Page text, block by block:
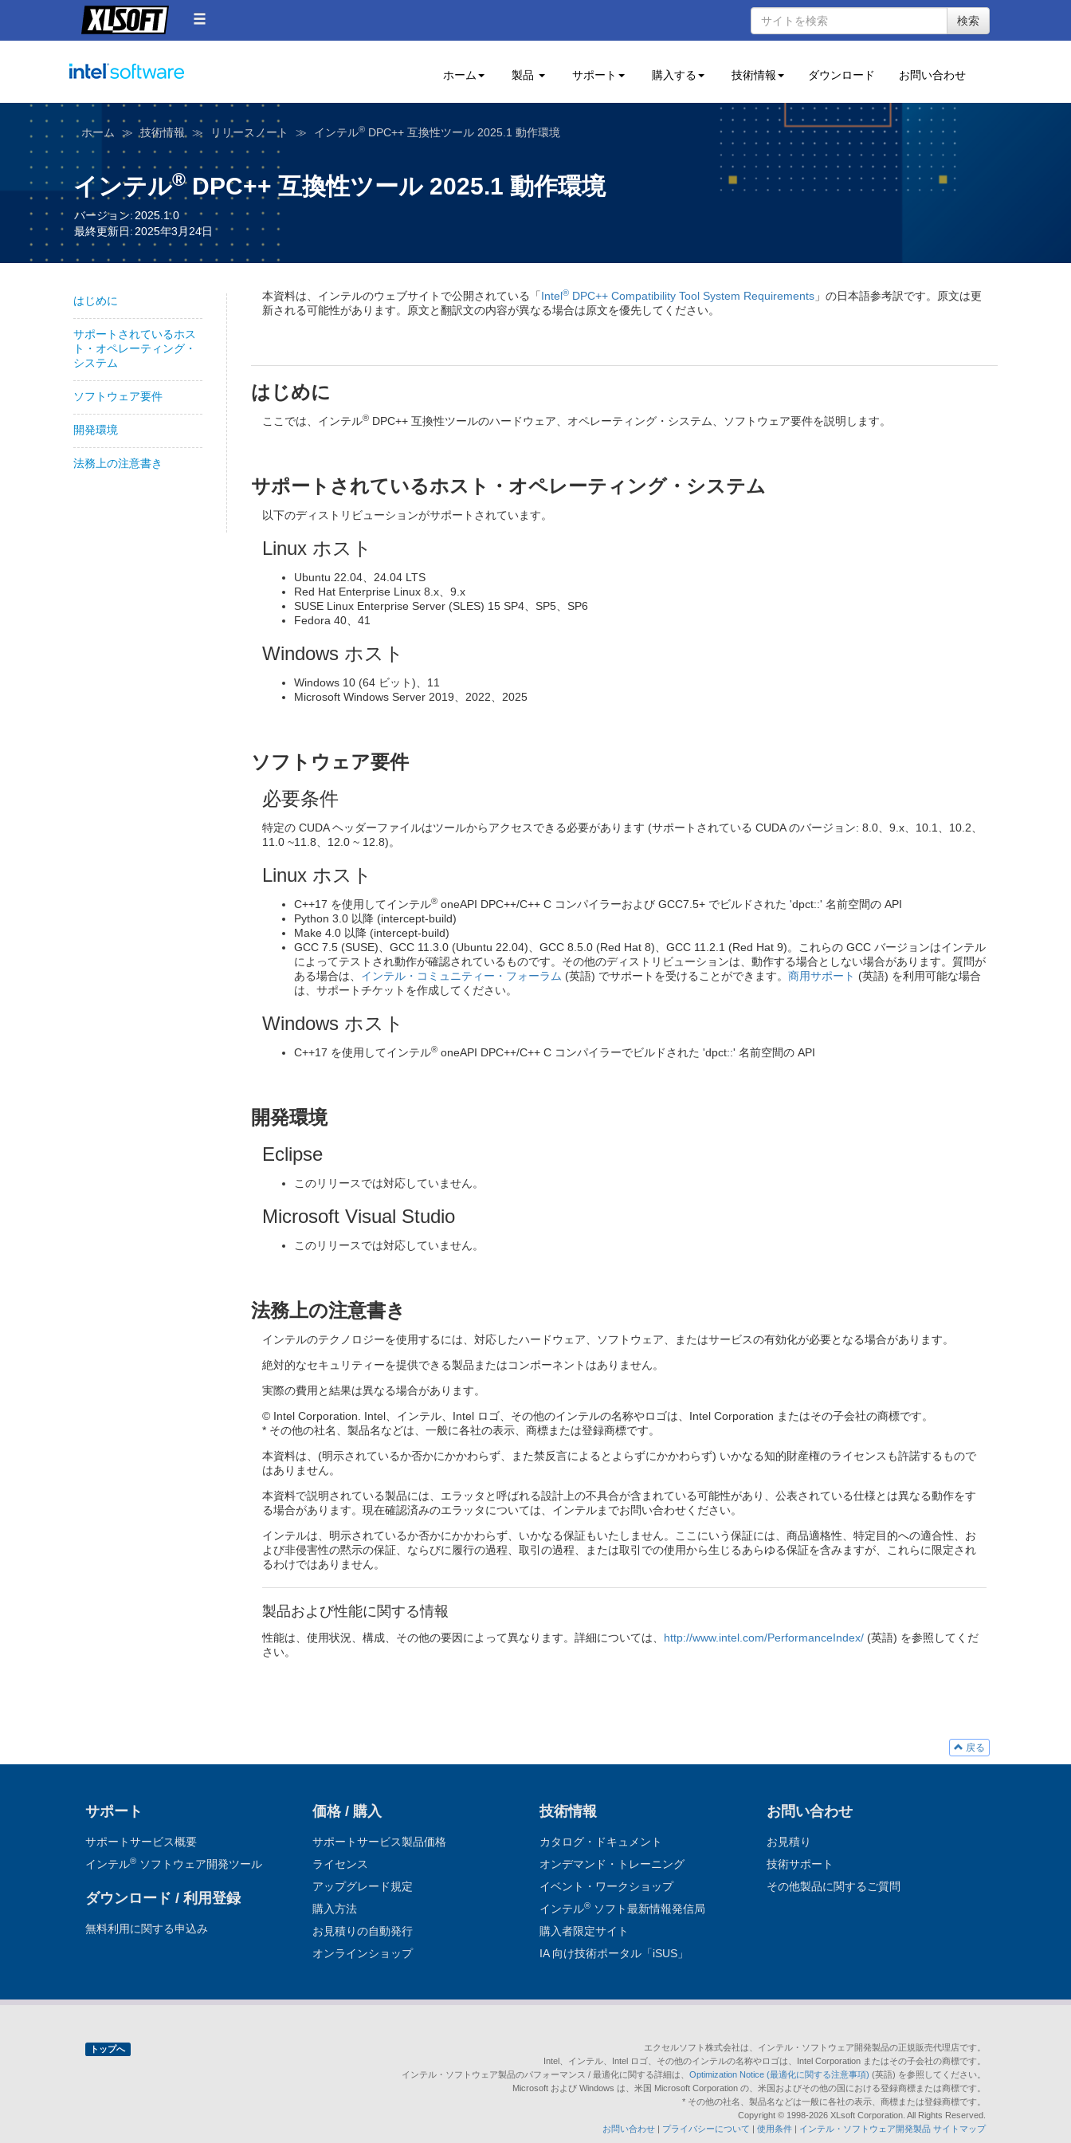
検索
ホーム 製品 サポート 購入する 技術情報 ダウンロード お問い合わせ
ホーム 技術情報 リリースノート インテル® DPC++ 互換性ツール 2025.1 動作環境
インテル®DPC++ 互換性ツール 2025.1 動作環境
バージョン: 2025.1.0
最終更新日: 2025年3月24日
はじめに
サポートされているホス
ト・オペレーティング・
システム
ソフトウェア要件
開発環境
法務上の注意書き
本資料は、インテルのウェブサイトで公開されている「Intel® DPC++ Compatibility Tool System Requirements 」の日本語参考訳です。原文は更
新される可能性があります。原文と翻訳文の内容が異なる場合は原文を優先してください。
はじめに
ここでは、インテル® DPC++ 互換性ツールのハードウェア、オペレーティング・システム、ソフトウェア要件を説明します。
サポートされているホスト・オペレーティング・システム
以下のディストリビューションがサポートされています。
Linux ホスト
Ubuntu 22.04、24.04 LTS
Red Hat Enterprise Linux 8.x、9.x
SUSE Linux Enterprise Server (SLES) 15 SP4、SP5、SP6
Fedora 40、41
Windows ホスト
Windows 10 (64 ビット)、11
Microsoft Windows Server 2019、2022、2025
ソフトウェア要件
必要条件
特定の CUDA ヘッダーファイルはツールからアクセスできる必要があります (サポートされている CUDA のバージョン: 8.0、9.x、10.1、10.2、
11.0 ~11.8、12.0 ~ 12.8)。
Linux ホスト
C++17 を使用してインテル® oneAPI DPC++/C++ C コンパイラーおよび GCC7.5+ でビルドされた 'dpct::' 名前空間の API
Python 3.0 以降 (intercept-build)
Make 4.0 以降 (intercept-build)
GCC 7.5 (SUSE)、GCC 11.3.0 (Ubuntu 22.04)、GCC 8.5.0 (Red Hat 8)、GCC 11.2.1 (Red Hat 9)。これらの GCC バージョンはインテル
によってテストされ動作が確認されているものです。その他のディストリビューションは、動作する場合としない場合があります。質問が
ある場合は、 インテル・コミュニティー・フォーラム (英語) でサポートを受けることができます。商用サポート (英語) を利用可能な場合
は、サポートチケットを作成してください。
Windows ホスト
C++17 を使用してインテル® oneAPI DPC++/C++ C コンパイラーでビルドされた 'dpct::' 名前空間の API
開発環境
Eclipse
このリリースでは対応していません。
Microsoft Visual Studio
このリリースでは対応していません。
法務上の注意書き
インテルのテクノロジーを使用するには、対応したハードウェア、ソフトウェア、またはサービスの有効化が必要となる場合があります。
絶対的なセキュリティーを提供できる製品またはコンポーネントはありません。
実際の費用と結果は異なる場合があります。
© Intel Corporation. Intel、インテル、Intel ロゴ、その他のインテルの名称やロゴは、Intel Corporation またはその子会社の商標です。
* その他の社名、製品名などは、一般に各社の表示、商標または登録商標です。
本資料は、(明示されているか否かにかかわらず、また禁反言によるとよらずにかかわらず) いかなる知的財産権のライセンスも許諾するもので
はありません。
本資料で説明されている製品には、エラッタと呼ばれる設計上の不具合が含まれている可能性があり、公表されている仕様とは異なる動作をす
る場合があります。現在確認済みのエラッタについては、インテルまでお問い合わせください。
インテルは、明示されているか否かにかかわらず、いかなる保証もいたしません。ここにいう保証には、商品適格性、特定目的への適合性、お
よび非侵害性の黙示の保証、ならびに履行の過程、取引の過程、または取引での使用から生じるあらゆる保証を含みますが、これらに限定され
るわけではありません。
製品および性能に関する情報
性能は、使用状況、構成、その他の要因によって異なります。詳細については、 http://www.intel.com/PerformanceIndex/ (英語) を参照してくだ
さい。
戻る
サポート
サポートサービス概要
インテル® ソフトウェア開発ツール
ダウンロード / 利用登録
無料利用に関する申込み
価格 / 購入
サポートサービス製品価格
ライセンス
アップグレード規定
購入方法
お見積りの自動発行
オンラインショップ
技術情報
カタログ・ドキュメント
オンデマンド・トレーニング
イベント・ワークショップ
インテル® ソフト最新情報発信局
購入者限定サイト
IA 向け技術ポータル「iSUS」
お問い合わせ
お見積り
技術サポート
その他製品に関するご質問
トップへ
エクセルソフト株式会社は、インテル・ソフトウェア開発製品の正規販売代理店です。
Intel、インテル、Intel ロゴ、その他のインテルの名称やロゴは、Intel Corporation またはその子会社の商標です。
インテル・ソフトウェア製品のパフォーマンス / 最適化に関する詳細は、 Optimization Notice (最適化に関する注意事項) (英語) を参照してください。
Microsoft および Windows は、米国 Microsoft Corporation の、米国およびその他の国における登録商標または商標です。
* その他の社名、製品名などは一般に各社の表示、商標または登録商標です。
Copyright © 1998-2026 XLsoft Corporation. All Rights Reserved.
お問い合わせ | プライバシーについて | 使用条件 | インテル・ソフトウェア開発製品 サイトマップ